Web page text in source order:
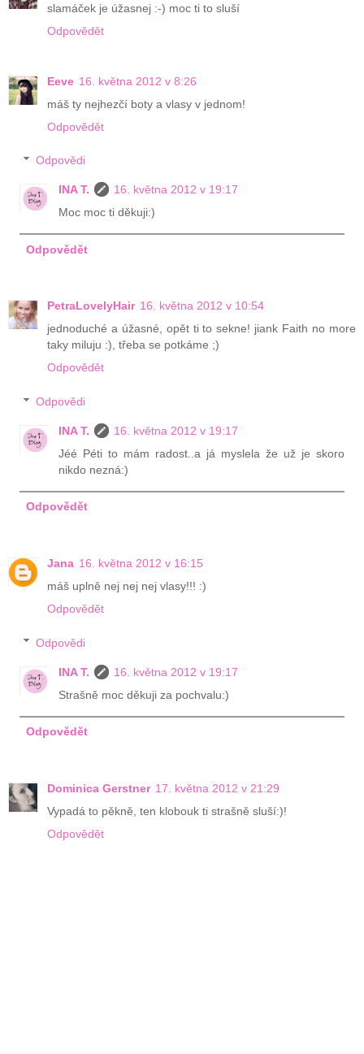
slamáček je úžasnej :-) moc ti to sluší
Odpovědět
Eeve 16. května 2012 v 8:26
máš ty nejhezčí boty a vlasy v jednom!
Odpovědět
Odpovědi
INA T.
16. května 2012 v 19:17
Moc moc ti děkuji:)
Odpovědět
PetraLovelyHair 16. května 2012 v 10:54
jednoduché a úžasné, opět ti to sekne! jiank Faith no more
taky miluju :), třeba se potkáme ;)
Odpovědět
Odpovědi
INA T.
16. května 2012 v 19:17
Jéé Péti to mám radost..a já myslela že už je skoro
nikdo nezná:)
Odpovědět
Jana 16. května 2012 v 16:15
máš uplně nej nej nej vlasy!!! :)
Odpovědět
Odpovědi
INA T.
16. května 2012 v 19:17
Strašně moc děkuji za pochvalu:)
Odpovědět
Dominica Gerstner 17. května 2012 v 21:29
Vypadá to pěkně, ten klobouk ti strašně sluší:)!
Odpovědět